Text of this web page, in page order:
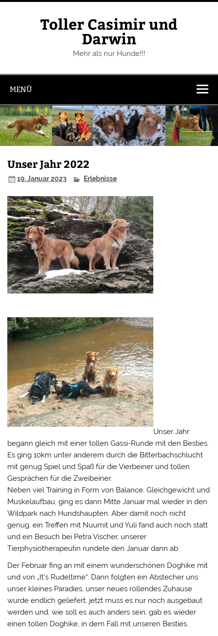
Zum
Toller Casimir und
Darwin
Mehr als nur Hunde!!!
MENÜ
Unser Jahr 2022
19. Januar 2023 Erlebnisse
Unser Jahr
begann gleich mit einer tollen Gassi-Runde mit den Besties.
Es ging 10km unter anderem durch die Bitterbachschlucht
mit genug Spiel und Spaß für die Vierbeiner und tollen
Gesprächen für die Zweibeiner.
Neben viel Training in Form von Balance, Gleichgewicht und
Muskelaufbau, ging es dann Mitte Januar mal wieder in den
Wildpark nach Hundshaupten. Aber damit noch nicht
genug, ein Treffen mit Nuumit und Yuli fand auch noch statt
und ein Besuch bei Petra Vischer, unserer
Tierphysiotherapeutin rundete den Januar dann ab.
Der Februar fing an mit einem wunderschönen Doghike mit
und von „It’s Rudeltime“. Dann folgten ein Abstecher uns
unser kleines Paradies, unser neues rollendes Zuhause
wurde endlich geliefert, jetzt muss es nur noch ausgebaut
werden und, wie soll es auch anders sein, gab es wieder
einen tollen Doghike, in dem Fall mit unseren Besties.